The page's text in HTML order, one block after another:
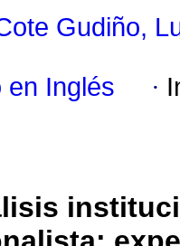
Gudiño,
en Inglés ·